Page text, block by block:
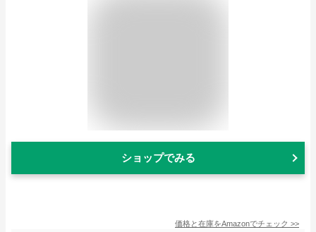
ショップでみる
価格と在庫をAmazonでチェック >>